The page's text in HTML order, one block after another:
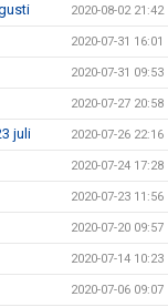
2020-08-02 21:42
2020-07-31 16:01
2020-07-31 09:53
2020-07-27 20:58
juli 2020-07-26 22:16
2020-07-24 17:28
2020-07-23 11:56
2020-07-20 09:57
2020-07-14 10:23
2020-07-06 09:07